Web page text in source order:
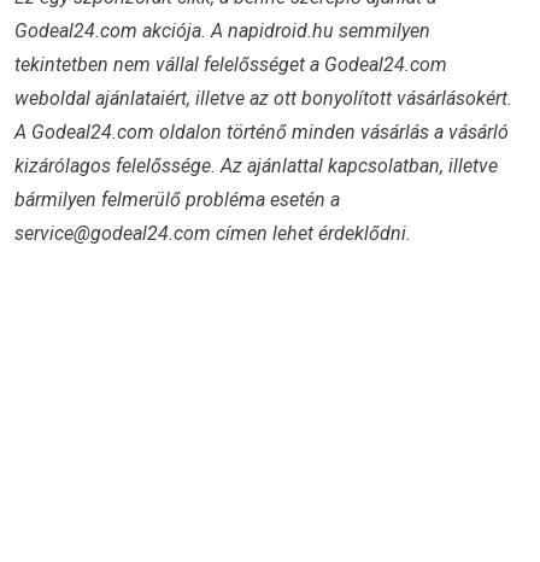
Godeal24.com akciója. A napidroid.hu semmilyen
tekintetben nem vállal felelősséget a Godeal24.com
weboldal ajánlataiért, illetve az ott bonyolított vásárlásokért.
A Godeal24.com oldalon történő minden vásárlás a vásárló
kizárólagos felelőssége. Az ajánlattal kapcsolatban, illetve
bármilyen felmerülő probléma esetén a
service@godeal24.com címen lehet érdeklődni.